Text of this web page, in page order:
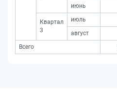
июнь
Квартал
3
июль
август
Всего